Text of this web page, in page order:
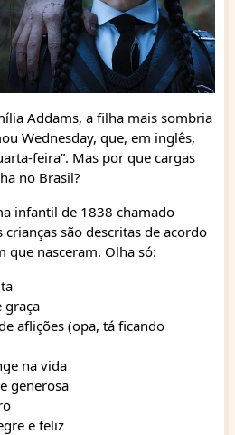
Addams, a filha mais sombria
Wednesday, que, em inglês,
feira”. Mas por que cargas
no Brasil?
infantil de 1838 chamado
crianças são descritas de acordo
que nasceram. Olha só:
graça
aflições (opa, tá ficando
na vida
generosa
e feliz